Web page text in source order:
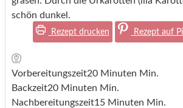
schön dunkel.
Rezept drucken Rezept auf
Vorbereitungszeit20 Minuten Min.
Backzeit20 Minuten Min.
Nachbereitungszeit15 Minuten Min.